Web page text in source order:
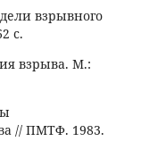
взрывного
с.
взрыва. М.:
// ПМТФ. 1983.